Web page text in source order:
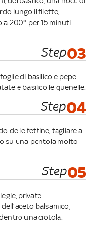
lungo il filetto,
200° per 15 minuti
Step03
di basilico e pepe.
e basilico le quenelle.
Step04
delle fettine, tagliare a
su una pentola molto
Step05
private
balsamico,
una ciotola.